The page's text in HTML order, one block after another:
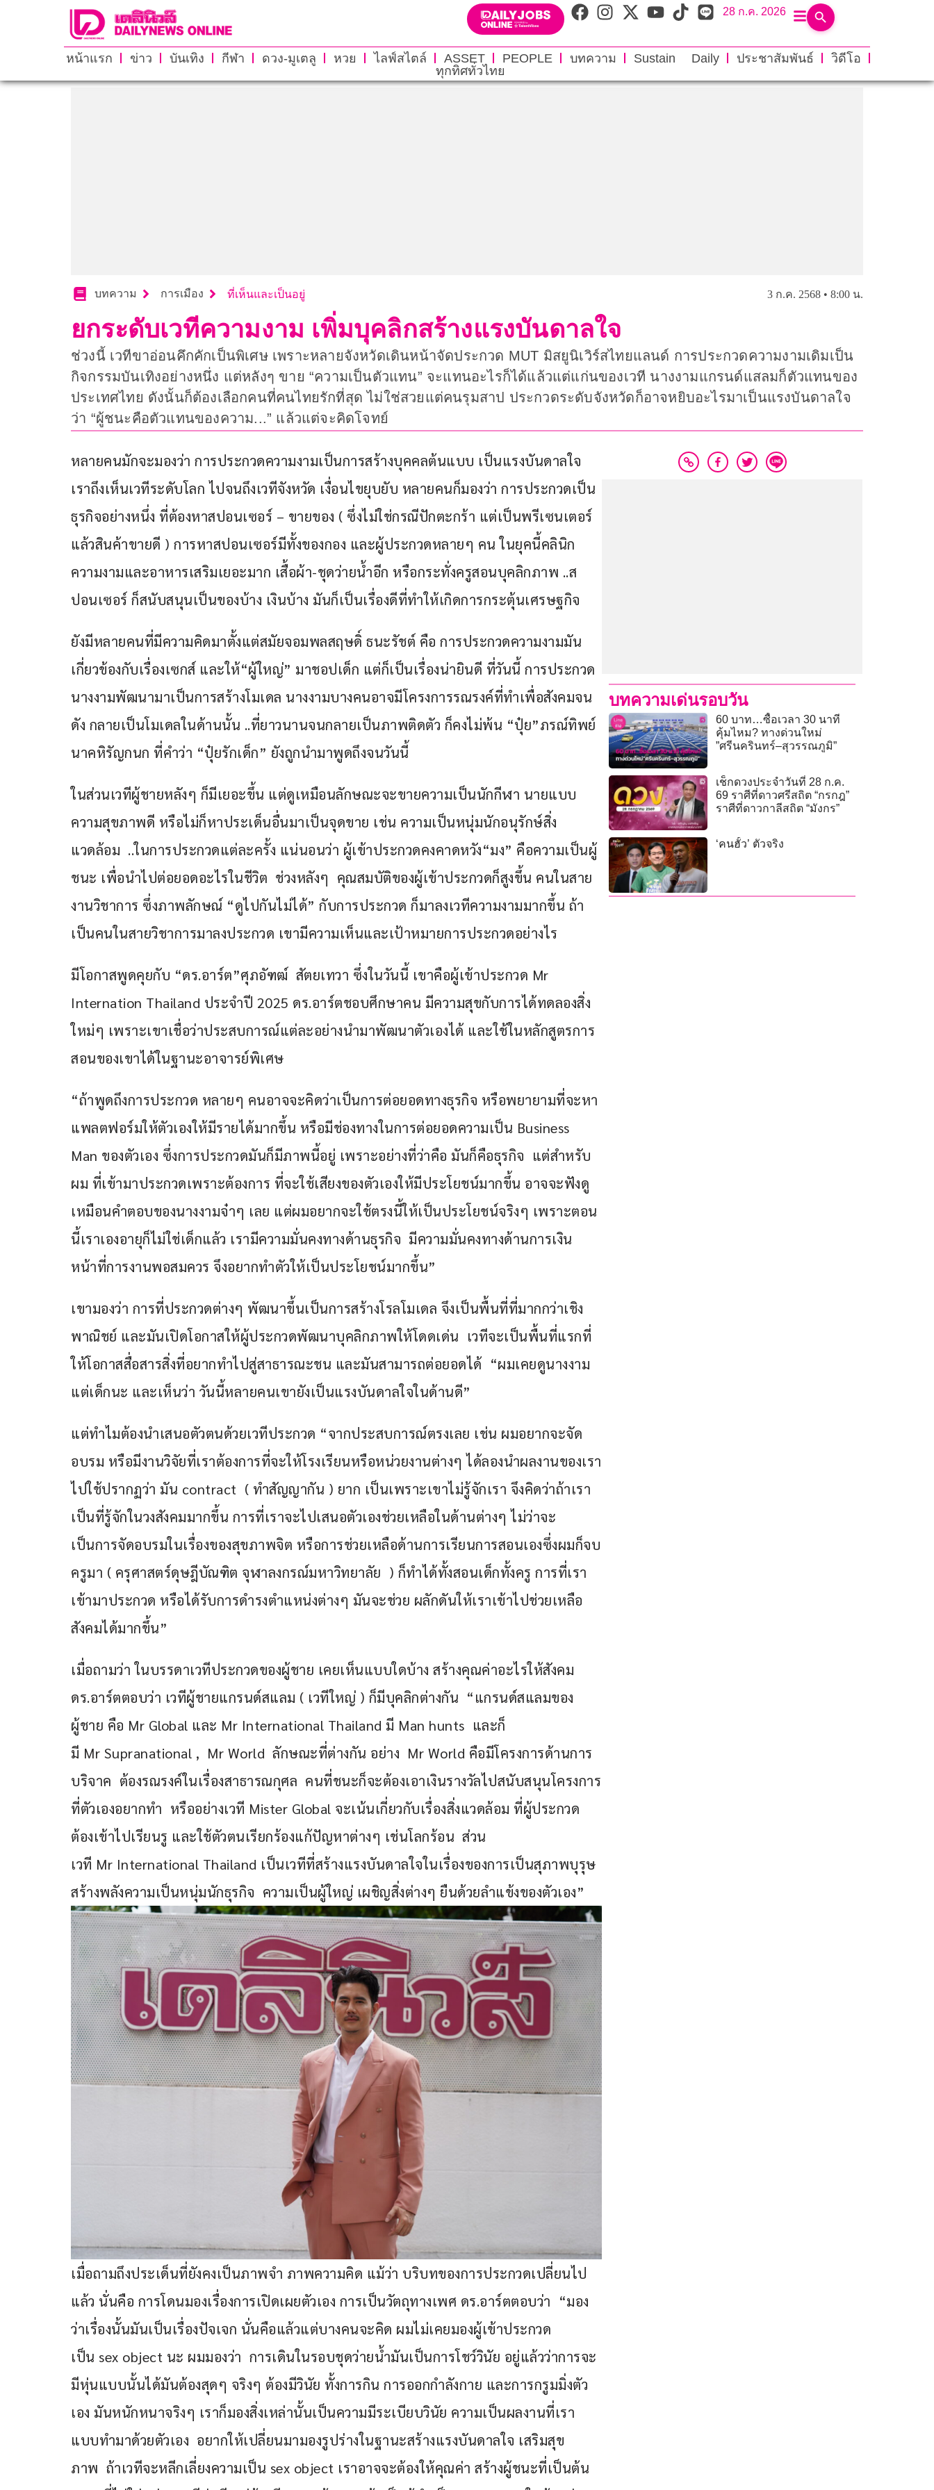
28 ก.ค. 2026
หน้าแรก ข่าว บันเทิง กีฬา ดวง-มูเตลู หวย ไลฟ์สไตล์ ASSET PEOPLE บทความ Sustain Daily ประชาสัมพันธ์
วิดีโอ
ทุกทิศทั่วไทย
บทความ การเมือง ที่เห็นและเป็นอยู่ 3 ก.ค. 2568 • 8:00 น.
ยกระดับเวทีความงาม เพิ่มบุคลิกสร้างแรงบันดาลใจ
ช่วงนี้ เวทีขาอ่อนคึกคักเป็นพิเศษ เพราะหลายจังหวัดเดินหน้าจัดประกวด MUT มิสยูนิเวิร์สไทยแลนด์ การประกวดความงามเดิมเป็น
กิจกรรมบันเทิงอย่างหนึ่ง แต่หลังๆ ขาย “ความเป็นตัวแทน” จะแทนอะไรก็ได้แล้วแต่แก่นของเวที นางงามแกรนด์แสลมก็ตัวแทนของ
ประเทศไทย ดังนั้นก็ต้องเลือกคนที่คนไทยรักที่สุด ไม่ใช่สวยแต่คนรุมสาป ประกวดระดับจังหวัดก็อาจหยิบอะไรมาเป็นแรงบันดาลใจ
ว่า “ผู้ชนะคือตัวแทนของความ...” แล้วแต่จะคิดโจทย์
หลายคนมักจะมองว่า การประกวดความงามเป็นการสร้างบุคคลต้นแบบ เป็นแรงบันดาลใจ
เราถึงเห็นเวทีระดับโลก ไปจนถึงเวทีจังหวัด เงื่อนไขยุบยับ หลายคนก็มองว่า การประกวดเป็น
ธุรกิจอย่างหนึ่ง ที่ต้องหาสปอนเซอร์ – ขายของ ( ซึ่งไม่ใช่กรณีปักตะกร้า แต่เป็นพรีเซนเตอร์
แล้วสินค้าขายดี ) การหาสปอนเซอร์มีทั้งของกอง และผู้ประกวดหลายๆ คน ในยุคนี้คลินิก
ความงามและอาหารเสริมเยอะมาก เสื้อผ้า-ชุดว่ายน้ำอีก หรือกระทั่งครูสอนบุคลิกภาพ ..ส
ปอนเซอร์ ก็สนับสนุนเป็นของบ้าง เงินบ้าง มันก็เป็นเรื่องดีที่ทำให้เกิดการกระตุ้นเศรษฐกิจ
ยังมีหลายคนที่มีความคิดมาตั้งแต่สมัยจอมพลสฤษดิ์ ธนะรัชต์ คือ การประกวดความงามมัน
เกี่ยวข้องกับเรื่องเซกส์ และให้“ผู้ใหญ่” มาชอปเด็ก แต่ก็เป็นเรื่องน่ายินดี ที่วันนี้ การประกวด
นางงามพัฒนามาเป็นการสร้างโมเดล นางงามบางคนอาจมีโครงการรณรงค์ที่ทำเพื่อสังคมจน
ดัง กลายเป็นโมเดลในด้านนั้น ..ที่ยาวนานจนกลายเป็นภาพติดตัว ก็คงไม่พ้น “ปุ๋ย”ภรณ์ทิพย์
นาคหิรัญกนก ที่คำว่า “ปุ๋ยรักเด็ก” ยังถูกนำมาพูดถึงจนวันนี้
ในส่วนเวทีผู้ชายหลังๆ ก็มีเยอะขึ้น แต่ดูเหมือนลักษณะจะขายความเป็นนักกีฬา นายแบบ
ความสุขภาพดี หรือไม่ก็หาประเด็นอื่นมาเป็นจุดขาย เช่น ความเป็นหนุ่มนักอนุรักษ์สิ่ง
แวดล้อม  ..ในการประกวดแต่ละครั้ง แน่นอนว่า ผู้เข้าประกวดคงคาดหวัง“มง” คือความเป็นผู้
ชนะ เพื่อนำไปต่อยอดอะไรในชีวิต  ช่วงหลังๆ  คุณสมบัติของผู้เข้าประกวดก็สูงขึ้น คนในสาย
งานวิชาการ ซึ่งภาพลักษณ์ “ดูไปกันไม่ได้” กับการประกวด ก็มาลงเวทีความงามมากขึ้น ถ้า
เป็นคนในสายวิชาการมาลงประกวด เขามีความเห็นและเป้าหมายการประกวดอย่างไร
มีโอกาสพูดคุยกับ “ดร.อาร์ต”ศุภอัฑฒ์  สัตยเทวา ซึ่งในวันนี้ เขาคือผู้เข้าประกวด Mr
Internation Thailand ประจำปี 2025 ดร.อาร์ตชอบศึกษาคน มีความสุขกับการได้ทดลองสิ่ง
ใหม่ๆ เพราะเขาเชื่อว่าประสบการณ์แต่ละอย่างนำมาพัฒนาตัวเองได้ และใช้ในหลักสูตรการ
สอนของเขาได้ในฐานะอาจารย์พิเศษ
“ถ้าพูดถึงการประกวด หลายๆ คนอาจจะคิดว่าเป็นการต่อยอดทางธุรกิจ หรือพยายามที่จะหา
แพลตฟอร์มให้ตัวเองให้มีรายได้มากขึ้น หรือมีช่องทางในการต่อยอดความเป็น Business
Man ของตัวเอง ซึ่งการประกวดมันก็มีภาพนี้อยู่ เพราะอย่างที่ว่าคือ มันก็คือธุรกิจ  แต่สำหรับ
ผม ที่เข้ามาประกวดเพราะต้องการ ที่จะใช้เสียงของตัวเองให้มีประโยชน์มากขึ้น อาจจะฟังดู
เหมือนคำตอบของนางงามจ๋าๆ เลย แต่ผมอยากจะใช้ตรงนี้ให้เป็นประโยชน์จริงๆ เพราะตอน
นี้เราเองอายุก็ไม่ใช่เด็กแล้ว เรามีความมั่นคงทางด้านธุรกิจ  มีความมั่นคงทางด้านการเงิน
หน้าที่การงานพอสมควร จึงอยากทำตัวให้เป็นประโยชน์มากขึ้น”
เขามองว่า การที่ประกวดต่างๆ พัฒนาขึ้นเป็นการสร้างโรลโมเดล จึงเป็นพื้นที่ที่มากกว่าเชิง
พาณิชย์ และมันเปิดโอกาสให้ผู้ประกวดพัฒนาบุคลิกภาพให้โดดเด่น  เวทีจะเป็นพื้นที่แรกที่
ให้โอกาสสื่อสารสิ่งที่อยากทำไปสู่สาธารณะชน และมันสามารถต่อยอดได้  “ผมเคยดูนางงาม
แต่เด็กนะ และเห็นว่า วันนี้หลายคนเขายังเป็นแรงบันดาลใจในด้านดี”
แต่ทำไมต้องนำเสนอตัวตนด้วยเวทีประกวด “จากประสบการณ์ตรงเลย เช่น ผมอยากจะจัด
อบรม หรือมีงานวิจัยที่เราต้องการที่จะให้โรงเรียนหรือหน่วยงานต่างๆ ได้ลองนำผลงานของเรา
ไปใช้ปรากฏว่า มัน contract  ( ทำสัญญากัน ) ยาก เป็นเพราะเขาไม่รู้จักเรา จึงคิดว่าถ้าเรา
เป็นที่รู้จักในวงสังคมมากขึ้น การที่เราจะไปเสนอตัวเองช่วยเหลือในด้านต่างๆ ไม่ว่าจะ
เป็นการจัดอบรมในเรื่องของสุขภาพจิต หรือการช่วยเหลือด้านการเรียนการสอนเองซึ่งผมก็จบ
ครูมา ( ครุศาสตร์ดุษฎีบัณฑิต จุฬาลงกรณ์มหาวิทยาลัย  ) ก็ทำได้ทั้งสอนเด็กทั้งครู การที่เรา
เข้ามาประกวด หรือได้รับการดำรงตำแหน่งต่างๆ มันจะช่วย ผลักดันให้เราเข้าไปช่วยเหลือ
สังคมได้มากขึ้น”
เมื่อถามว่า ในบรรดาเวทีประกวดของผู้ชาย เคยเห็นแบบใดบ้าง สร้างคุณค่าอะไรให้สังคม
ดร.อาร์ตตอบว่า เวทีผู้ชายแกรนด์สแลม ( เวทีใหญ่ ) ก็มีบุคลิกต่างกัน  “แกรนด์สแลมของ
ผู้ชาย คือ Mr Global และ Mr International Thailand มี Man hunts  และก็
มี Mr Supranational ,  Mr World  ลักษณะที่ต่างกัน อย่าง  Mr World คือมีโครงการด้านการ
บริจาค  ต้องรณรงค์ในเรื่องสาธารณกุศล  คนที่ชนะก็จะต้องเอาเงินรางวัลไปสนับสนุนโครงการ
ที่ตัวเองอยากทำ  หรืออย่างเวที Mister Global จะเน้นเกี่ยวกับเรื่องสิ่งแวดล้อม ที่ผู้ประกวด
ต้องเข้าไปเรียนรู และใช้ตัวตนเรียกร้องแก้ปัญหาต่างๆ เช่นโลกร้อน  ส่วน
เวที Mr International Thailand เป็นเวทีที่สร้างแรงบันดาลใจในเรื่องของการเป็นสุภาพบุรุษ
สร้างพลังความเป็นหนุ่มนักธุรกิจ  ความเป็นผู้ใหญ่ เผชิญสิ่งต่างๆ ยืนด้วยลำแข้งของตัวเอง”
เมื่อถามถึงประเด็นที่ยังคงเป็นภาพจำ ภาพความคิด แม้ว่า บริบทของการประกวดเปลี่ยนไป
แล้ว นั่นคือ การโดนมองเรื่องการเปิดเผยตัวเอง การเป็นวัตถุทางเพศ ดร.อาร์ตตอบว่า  “มอง
ว่าเรื่องนั้นมันเป็นเรื่องปัจเจก นั่นคือแล้วแต่บางคนจะคิด ผมไม่เคยมองผู้เข้าประกวด
เป็น sex object นะ ผมมองว่า  การเดินในรอบชุดว่ายน้ำมันเป็นการโชว์วินัย อยู่แล้วว่าการจะ
มีหุ่นแบบนั้นได้มันต้องสุดๆ จริงๆ ต้องมีวินัย ทั้งการกิน การออกกำลังกาย และการกรูมมิ่งตัว
เอง มันหนักหนาจริงๆ เราก็มองสิ่งเหล่านั้นเป็นความมีระเบียบวินัย ความเป็นผลงานที่เรา
แบบทำมาด้วยตัวเอง  อยากให้เปลี่ยนมามองรูปร่างในฐานะสร้างแรงบันดาลใจ เสริมสุข
ภาพ  ถ้าเวทีจะหลีกเลี่ยงความเป็น sex object เราอาจจะต้องให้คุณค่า สร้างผู้ชนะที่เป็นต้น
บทความเด่นรอบวัน
60 บาท…ซื้อเวลา 30 นาที
คุ้มไหม? ทางด่วนใหม่
”ศรีนครินทร์–สุวรรณภูมิ”
เช็กดวงประจำวันที่ 28 ก.ค.
69 ราศีที่ดาวศรีสถิต “กรกฎ”
ราศีที่ดาวกาลีสถิต “มังกร”
‘คนฮั้ว’ ตัวจริง